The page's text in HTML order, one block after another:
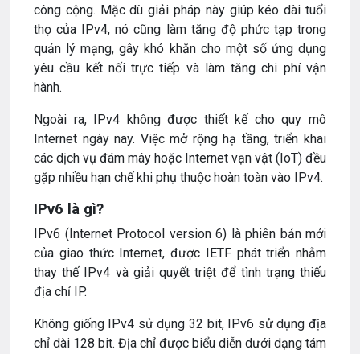
công cộng. Mặc dù giải pháp này giúp kéo dài tuổi
thọ của IPv4, nó cũng làm tăng độ phức tạp trong
quản lý mạng, gây khó khăn cho một số ứng dụng
yêu cầu kết nối trực tiếp và làm tăng chi phí vận
hành.
Ngoài ra, IPv4 không được thiết kế cho quy mô
Internet ngày nay. Việc mở rộng hạ tầng, triển khai
các dịch vụ đám mây hoặc Internet vạn vật (IoT) đều
gặp nhiều hạn chế khi phụ thuộc hoàn toàn vào IPv4.
IPv6 là gì?
IPv6 (Internet Protocol version 6) là phiên bản mới
của giao thức Internet, được IETF phát triển nhằm
thay thế IPv4 và giải quyết triệt để tình trạng thiếu
địa chỉ IP.
Không giống IPv4 sử dụng 32 bit, IPv6 sử dụng địa
chỉ dài 128 bit. Địa chỉ được biểu diễn dưới dạng tám